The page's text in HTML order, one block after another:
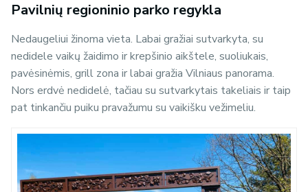
Pavilnių regioninio parko regykla
Nedaugeliui žinoma vieta. Labai gražiai sutvarkyta, su
nedidele vaikų žaidimo ir krepšinio aikštele, suoliukais,
pavėsinėmis, grill zona ir labai gražia Vilniaus panorama.
Nors erdvė nedidelė, tačiau su sutvarkytais takeliais ir taip
pat tinkančiu puiku pravažumu su vaikišku vežimeliu.